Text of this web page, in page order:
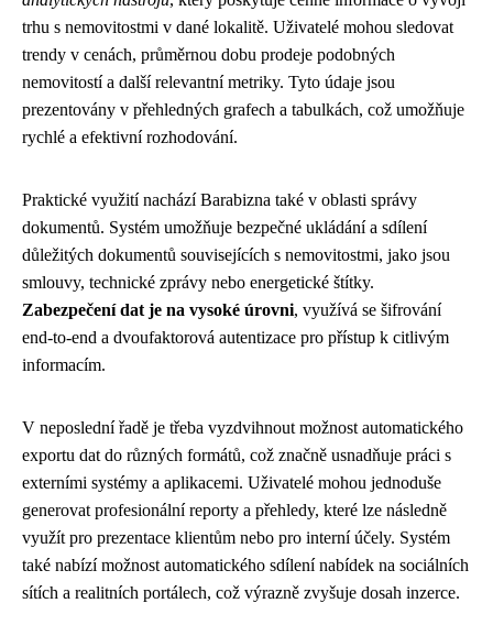
trhu s nemovitostmi v dané lokalitě. Uživatelé mohou sledovat
trendy v cenách, průměrnou dobu prodeje podobných
nemovitostí a další relevantní metriky. Tyto údaje jsou
prezentovány v přehledných grafech a tabulkách, což umožňuje
rychlé a efektivní rozhodování.
Praktické využití nachází Barabizna také v oblasti správy
dokumentů. Systém umožňuje bezpečné ukládání a sdílení
důležitých dokumentů souvisejících s nemovitostmi, jako jsou
smlouvy, technické zprávy nebo energetické štítky.
Zabezpečení dat je na vysoké úrovni, využívá se šifrování
end-to-end a dvoufaktorová autentizace pro přístup k citlivým
informacím.
V neposlední řadě je třeba vyzdvihnout možnost automatického
exportu dat do různých formátů, což značně usnadňuje práci s
externími systémy a aplikacemi. Uživatelé mohou jednoduše
generovat profesionální reporty a přehledy, které lze následně
využít pro prezentace klientům nebo pro interní účely. Systém
také nabízí možnost automatického sdílení nabídek na sociálních
sítích a realitních portálech, což výrazně zvyšuje dosah inzerce.